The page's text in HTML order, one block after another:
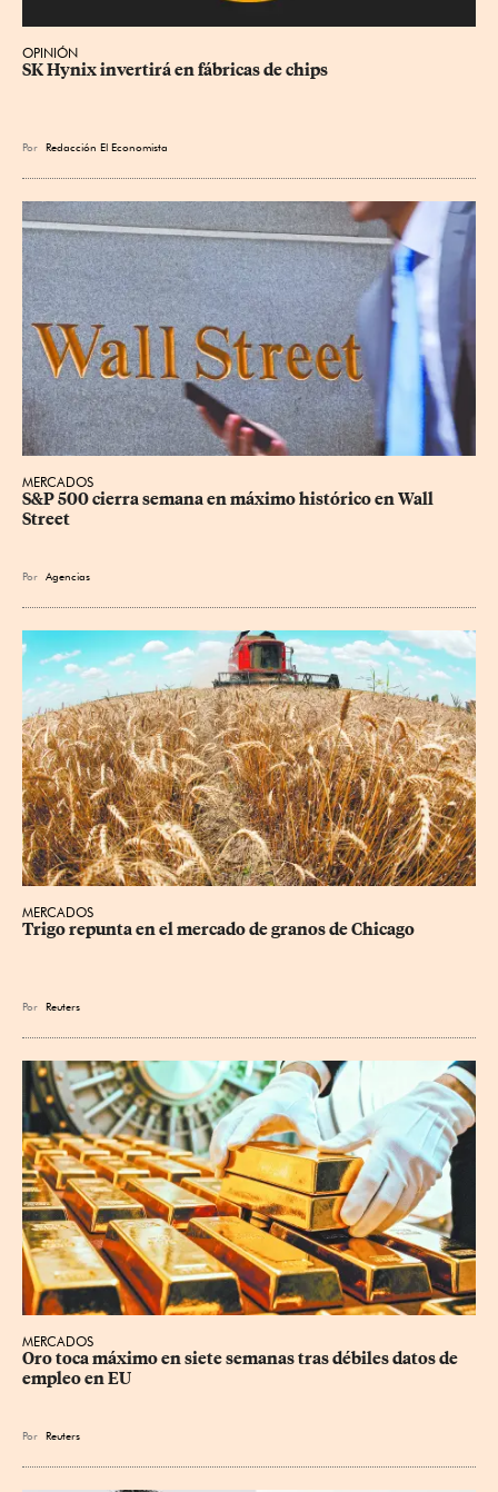
OPINIÓN
SK Hynix invertirá en fábricas de chips
Por Redacción El Economista
MERCADOS
S&P 500 cierra semana en máximo histórico en Wall
Street
Por Agencias
MERCADOS
Trigo repunta en el mercado de granos de Chicago
Por Reuters
MERCADOS
Oro toca máximo en siete semanas tras débiles datos de
empleo en EU
Por Reuters